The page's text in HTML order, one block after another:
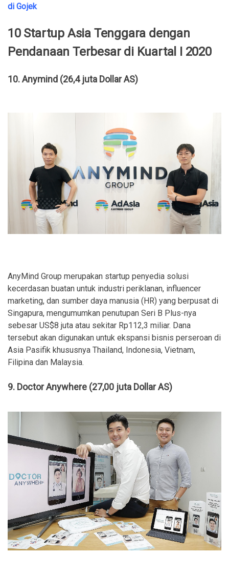
di Gojek
10 Startup Asia Tenggara dengan
Pendanaan Terbesar di Kuartal I 2020
10. Anymind (26,4 juta Dollar AS)
AnyMind Group merupakan startup penyedia solusi
kecerdasan buatan untuk industri periklanan, influencer
marketing, dan sumber daya manusia (HR) yang berpusat di
Singapura, mengumumkan penutupan Seri B Plus-nya
sebesar US$8 juta atau sekitar Rp112,3 miliar. Dana
tersebut akan digunakan untuk ekspansi bisnis perseroan di
Asia Pasifik khususnya Thailand, Indonesia, Vietnam,
Filipina dan Malaysia.
9. Doctor Anywhere (27,00 juta Dollar AS)